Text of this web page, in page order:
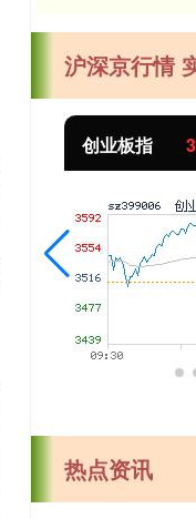
沪深京行情
基金指数
热点资讯